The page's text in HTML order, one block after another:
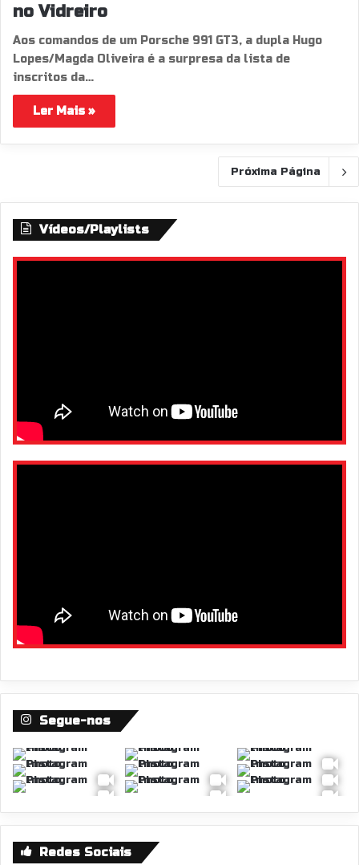
no Vidreiro
Aos comandos de um Porsche 991 GT3, a dupla Hugo
Lopes/Magda Oliveira é a surpresa da lista de
inscritos da…
Ler Mais »
Próxima Página
Vídeos/Playlists
Segue-nos
Redes Sociais